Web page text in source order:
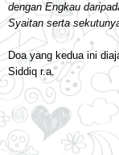
dengan Engkau
Syaitan serta
Doa yang kedua ini
Siddiq r.a.